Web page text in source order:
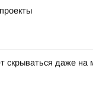
скрываться даже на